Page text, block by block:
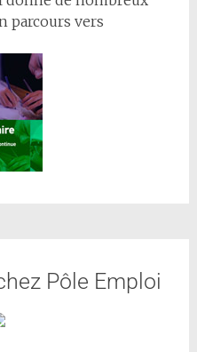
parcours vers
Pôle Emploi